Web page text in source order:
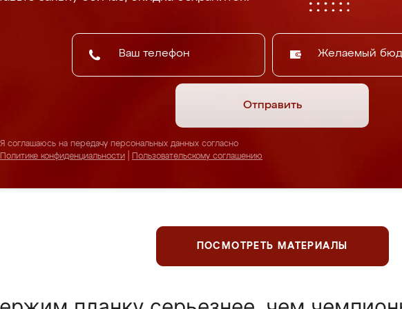
Желаемый
Отправить
Я соглашаюсь на передачу персональных данных согласно
Политике конфиденциальности
Пользовательскому соглашению
ПОСМОТРЕТЬ МАТЕРИАЛЫ